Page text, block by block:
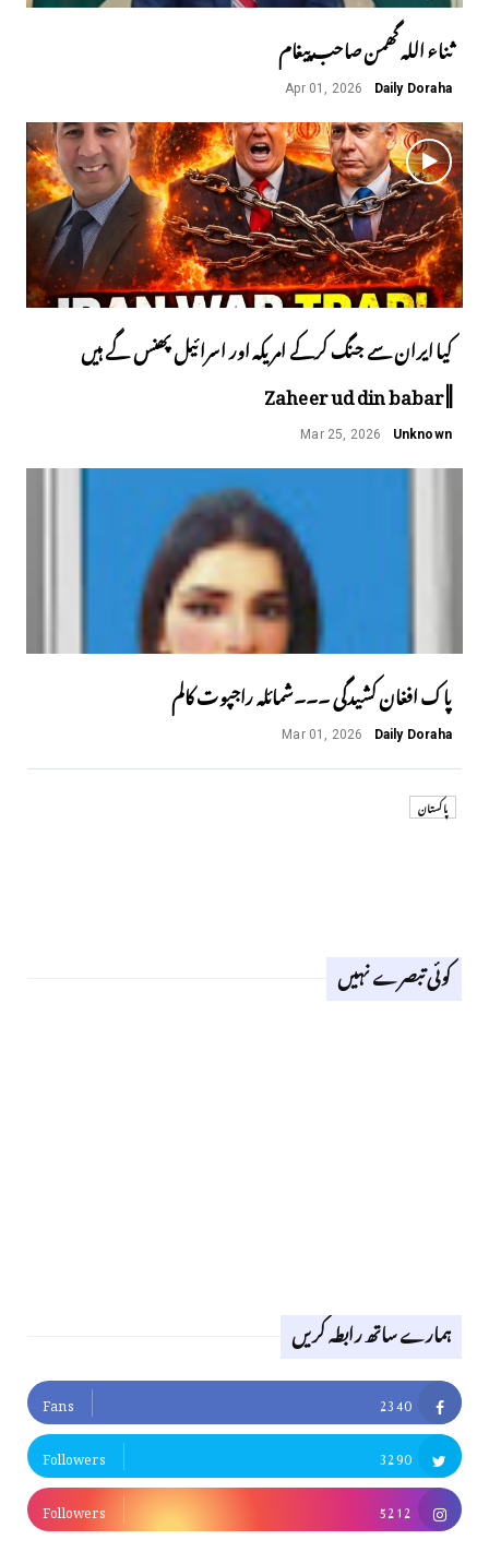
ثناء اللہ گھمن صاحب پیغام
Daily Doraha
Apr 01, 2026
کیا ایران سے جنگ کرکے امریکہ اور اسرائیل پھنس گے ہیں
||Zaheer ud din babar
Unknown
Mar 25, 2026
پاک افغان کشیدگی ۔۔۔شمائلہ راجپوت کالم
Daily Doraha
Mar 01, 2026
پاکستان
کوئی تبصرے نہیں
ہمارے ساتھ رابطہ کریں
2340
Fans
3290
Followers
5212
Followers